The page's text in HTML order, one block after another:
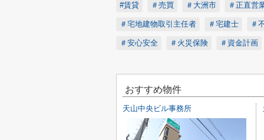
#賃貸
＃売買 ＃大洲市 ＃正直営
＃宅地建物取引主任者 ＃宅建士 ＃
＃安心安全 ＃火災保険 ＃資金計画
おすすめ物件
天山中央ビル事務所